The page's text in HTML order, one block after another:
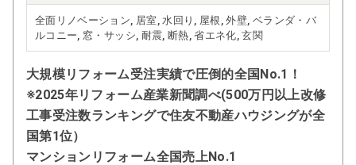
全面リノベーション, 居室, 水回り, 屋根, 外壁, ベランダ・バ
ルコニー, 窓・サッシ, 耐震, 断熱, 省エネ化, 玄関
大規模リフォーム受注実績で圧倒的全国No.1！
※2025年リフォーム産業新聞調べ(500万円以上改修
工事受注数ランキングで住友不動産ハウジングが全
国第1位）
マンションリフォーム全国売上No.1